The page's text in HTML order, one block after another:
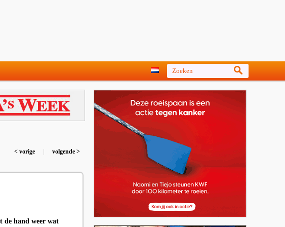
< vorige volgende >
de hand weer wat